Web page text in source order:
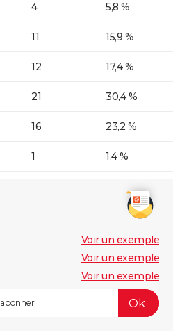
4 5,8 %
11 15,9 %
12 17,4 %
21 30,4 %
16 23,2 %
1 1,4 %
Voir un exemple
Voir un exemple
Voir un exemple